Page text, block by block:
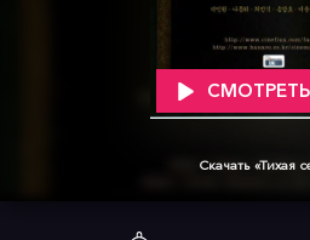
СМОТРЕТЬ
Скачать «Тихая